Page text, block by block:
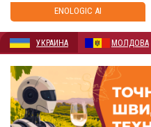
ENOLOGIC AI
УКРАИНА МОЛДОВА